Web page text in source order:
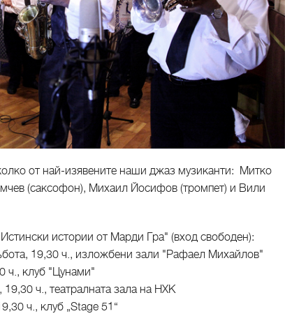
от най-изявените наши джаз музиканти: Митко
(саксофон), Михаил Йосифов (тромпет) и Вили
истории от Марди Гра" (вход свободен):
19,30 ч., изложбени зали "Рафаел Михайлов"
ч., клуб "Цунами"
19,30 ч., театралната зала на НХК
ч., клуб „Stage 51“